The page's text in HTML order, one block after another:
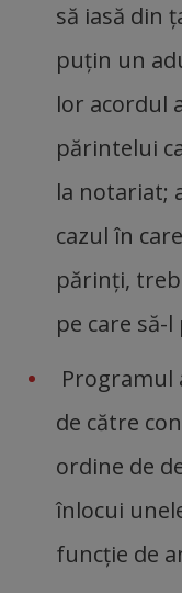
să iasă din
puţin un
lor acordul
părintelui
la notariat;
cazul în
părinţi,
pe care
Programul
de către
ordine de
înlocui
funcţie de